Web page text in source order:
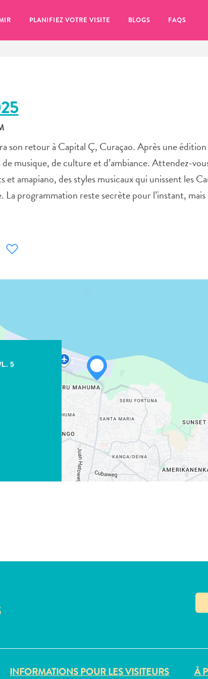
PLANIFIEZ VOTRE VISITE BLOGS FAQS
son retour à Capital Ç, Curaçao. Après une
musique, de culture et d’ambiance. Attendez-
amapiano, des styles musicaux qui unissent les
programmation reste secrète pour l’instant, mais
WHATSAPP
FACEBOOK
COURRIEL
COPIER LE LIEN
5
INFORMATIONS POUR LES VISITEURS À
plus tard, assurez-vous de cliquer sur le
COPIER LE LIEN